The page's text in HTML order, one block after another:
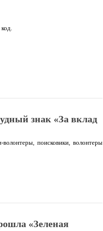
знак «За вклад
поисковики, волонтеры
«Зеленая